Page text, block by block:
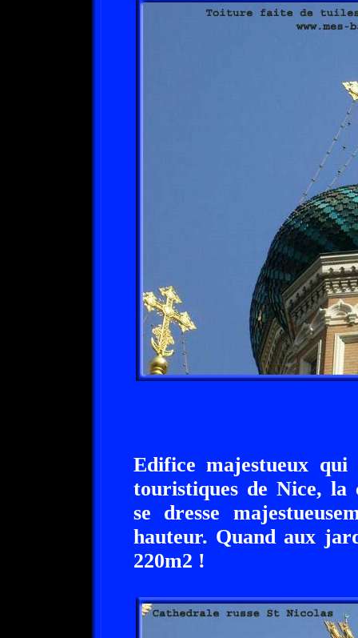
Edifice majestueux
touristiques de Nice, la
se dresse
hauteur. Quand aux
220m2 !